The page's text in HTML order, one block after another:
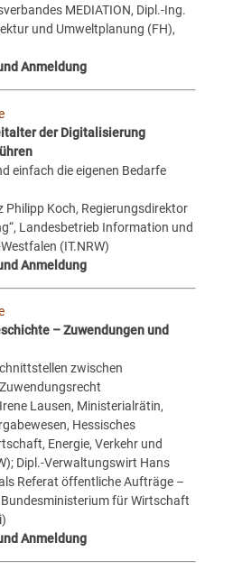
MEDIATION, Dipl.-Ing.
und Umweltplanung (FH),
Anmeldung
der Digitalisierung
einfach die eigenen Bedarfe
Philipp Koch, Regierungsdirektor
Landesbetrieb Information und
(IT.NRW)
Anmeldung
– Zuwendungen und
zwischen
Lausen, Ministerialrätin,
Hessisches
Energie, Verkehr und
Dipl.-Verwaltungswirt Hans
Referat öffentliche Aufträge –
für Wirtschaft
Anmeldung